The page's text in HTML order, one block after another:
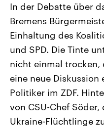
Landtagswahl Sachsen-
2026
Alle Informationen
Sachsen-Anhalt wählt am 6.
September 2026 einen
Bundesland von einer
Umfragen, Prognosen,
Wahlprogramme, aktuelle
und Hintergründe zu den
Sendungen
In der Debatte über
Bremens
Einhaltung des
und SPD. Die Tinte
nicht einmal trocken,
eine neue Diskussion
Politiker im ZDF.
von CSU-Chef
Ukraine-Flüchtlinge